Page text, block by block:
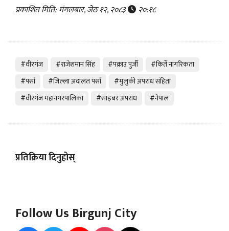
प्रकाशित मिति: मंगलबार, जेठ १२, २०८३ २०:१८
#वीरगंज #राजेशमान सिंह #पक्राउ पुर्जी
#किर्ते नागरिकता
#पर्सा
#जिल्ला अदालत पर्सा
#मुलुकी अपराध संहिता
#वीरगंज महानगरपालिका
#साइबर अपराध #नेपाल
प्रतिक्रिया दिनुहोस्
Follow Us Birgunj City